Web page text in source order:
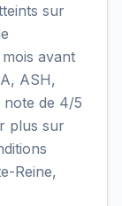
sur
avant
ASH,
note de 4/5
plus sur
Reine,